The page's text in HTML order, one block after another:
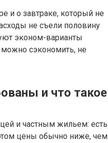
и о завтраке, который не
не съели половину
эконом-варианты
сэкономить, не
и что такое
и частным жильем: есть
цены обычно ниже, чем